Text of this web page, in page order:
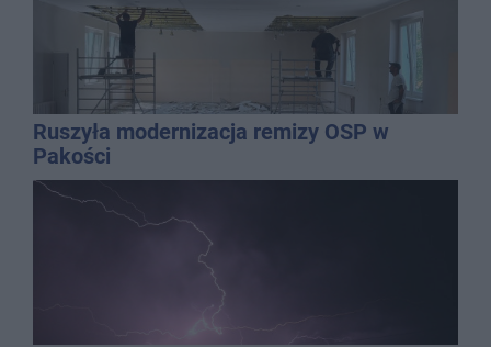
Ruszyła modernizacja remizy OSP w
Pakości